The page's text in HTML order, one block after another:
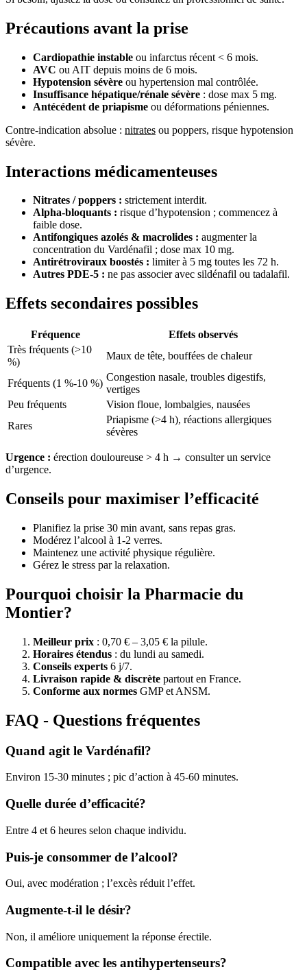
Précautions avant la prise
Cardiopathie instable ou infarctus récent < 6 mois.
AVC ou AIT depuis moins de 6 mois.
Hypotension sévère ou hypertension mal contrôlée.
Insuffisance hépatique/rénale sévère : dose max 5 mg.
Antécédent de priapisme ou déformations péniennes.
Contre-indication absolue : nitrates ou poppers, risque hypotension
sévère.
Interactions médicamenteuses
Nitrates / poppers : strictement interdit.
Alpha-bloquants : risque d’hypotension ; commencez à
faible dose.
Antifongiques azolés & macrolides : augmenter la
concentration du Vardénafil ; dose max 10 mg.
Antirétroviraux boostés : limiter à 5 mg toutes les 72 h.
Autres PDE-5 : ne pas associer avec sildénafil ou tadalafil.
Effets secondaires possibles
Fréquence
Effets observés
Très fréquents (>10
%)
Maux de tête, bouffées de chaleur
Fréquents (1 %-10 %)
Congestion nasale, troubles digestifs,
vertiges
Peu fréquents
Vision floue, lombalgies, nausées
Rares
Priapisme (>4 h), réactions allergiques
sévères
Urgence : érection douloureuse > 4 h → consulter un service
d’urgence.
Conseils pour maximiser l’efficacité
Planifiez la prise 30 min avant, sans repas gras.
Modérez l’alcool à 1-2 verres.
Maintenez une activité physique régulière.
Gérez le stress par la relaxation.
Pourquoi choisir la Pharmacie du
Montier?
Meilleur prix : 0,70 € – 3,05 € la pilule.
Horaires étendus : du lundi au samedi.
Conseils experts 6 j/7.
Livraison rapide & discrète partout en France.
Conforme aux normes GMP et ANSM.
FAQ - Questions fréquentes
Quand agit le Vardénafil?
Environ 15-30 minutes ; pic d’action à 45-60 minutes.
Quelle durée d’efficacité?
Entre 4 et 6 heures selon chaque individu.
Puis-je consommer de l’alcool?
Oui, avec modération ; l’excès réduit l’effet.
Augmente-t-il le désir?
Non, il améliore uniquement la réponse érectile.
Compatible avec les antihypertenseurs?